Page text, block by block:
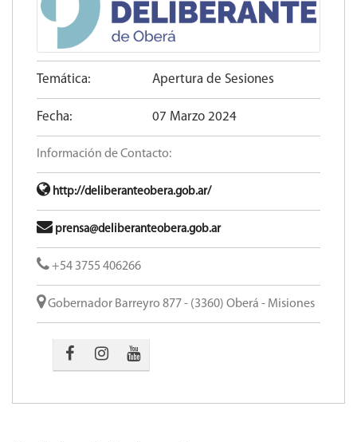
Temática: Apertura de Sesiones
Fecha: 07 Marzo 2024
Información de Contacto:
http://deliberanteobera.gob.ar/
prensa@deliberanteobera.gob.ar
+54 3755 406266
Gobernador Barreyro 877 - (3360) Oberá - Misiones